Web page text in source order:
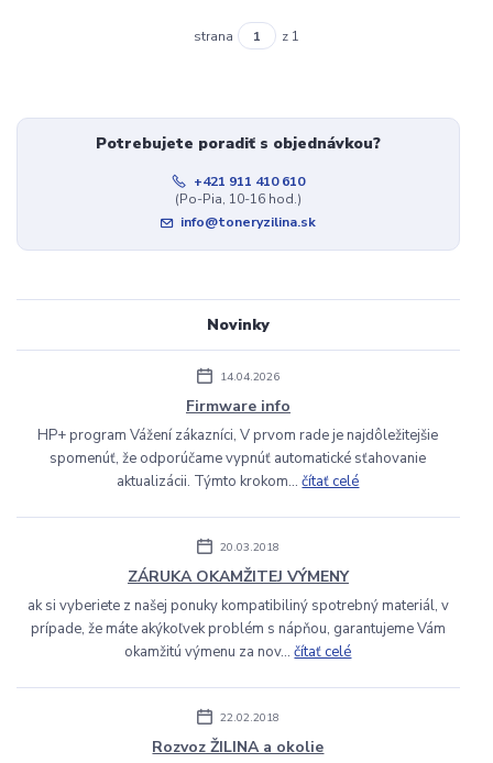
strana z 1
Potrebujete poradiť s objednávkou?
+421 911 410 610
(Po-Pia, 10-16 hod.)
info@toneryzilina.sk
Novinky
14.04.2026
Firmware info
HP+ program Vážení zákazníci, V prvom rade je najdôležitejšie
spomenúť, že odporúčame vypnúť automatické sťahovanie
aktualizácii. Týmto krokom...čítať celé
20.03.2018
ZÁRUKA OKAMŽITEJ VÝMENY
ak si vyberiete z našej ponuky kompatibiliný spotrebný materiál, v
prípade, že máte akýkoľvek problém s nápňou, garantujeme Vám
okamžitú výmenu za nov...čítať celé
22.02.2018
Rozvoz ŽILINA a okolie